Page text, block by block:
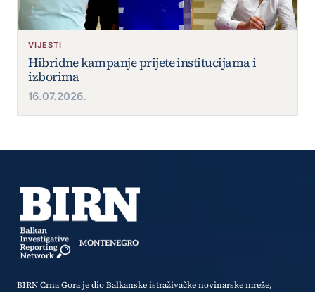
VIJESTI
Hibridne kampanje prijete institucijama i
izborima
16.07.2026.
BIRN Crna Gora je dio Balkanske istraživačke novinarske mreže,